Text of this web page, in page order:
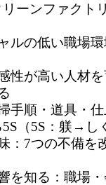
ーンファクト
ルの低い職場
性が高い人材
手順・道具・
5S（5S：躾→し
：7つの不備を
を知る：職場